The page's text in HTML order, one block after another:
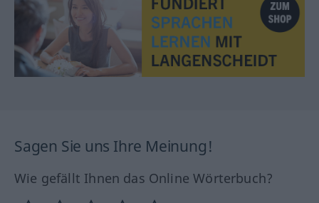
Sagen Sie uns Ihre Meinung!
Wie gefällt Ihnen das Online Wörterbuch?